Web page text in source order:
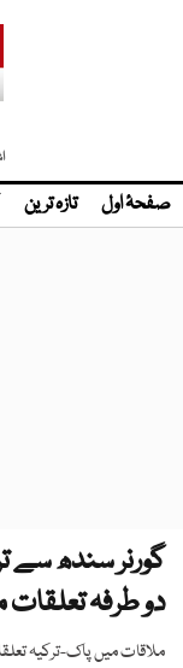
صفحۂ اول تازہ ترین
گورنر سندھ سے
دو طرفہ تعلقات
ملاقات میں پاک-ترکیہ